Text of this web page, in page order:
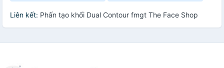
Liên kết: Phấn tạo khối Dual Contour fmgt The Face Shop